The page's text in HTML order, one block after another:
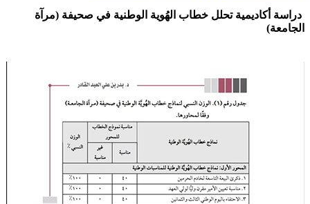
دراسة أكاديمية تحلل خطاب الهُوية الوطنية في صحيفة (مرآة
الجامعة)